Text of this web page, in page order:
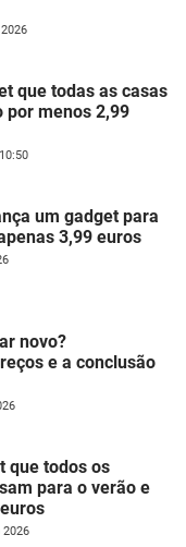
que todas as casas
por menos 2,99
um gadget para
3,99 euros
novo?
e a conclusão
que todos os
para o verão e
2026